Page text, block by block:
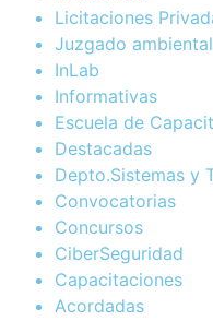
Licitaciones
Juzgado ambiental
InLab
Informativas
Escuela de
Destacadas
Depto.Sistemas y
Convocatorias
Concursos
CiberSeguridad
Capacitaciones
Acordadas